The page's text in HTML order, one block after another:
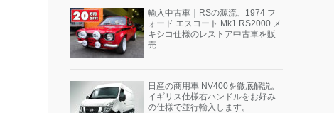
輸入中古車｜RSの源流、1974 フ
ォード エスコート Mk1 RS2000 メ
キシコ仕様のレストア中古車を販
売
日産の商用車 NV400を徹底解説。
イギリス仕様右ハンドルをお好み
の仕様で並行輸入します。